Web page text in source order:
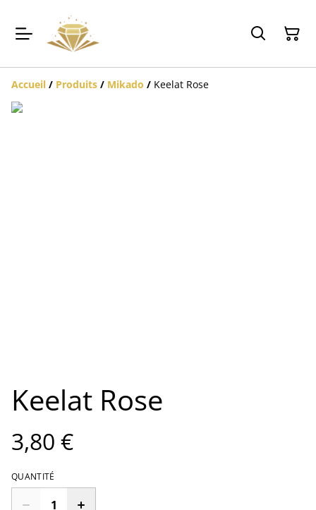
Accueil / Produits / Mikado / Keelat Rose
Keelat Rose
3,80 €
QUANTITÉ